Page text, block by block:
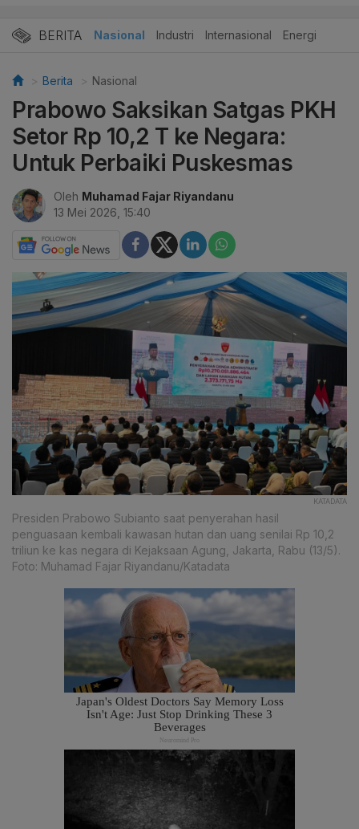
BERITA Nasional Industri Internasional Energi
Berita Nasional
Prabowo Saksikan Satgas PKH
Setor Rp 10,2 T ke Negara:
Untuk Perbaiki Puskesmas
Oleh Muhamad Fajar Riyandanu
13 Mei 2026, 15:40
KATADATA
Presiden Prabowo Subianto saat penyerahan hasil
penguasaan kembali kawasan hutan dan uang senilai Rp 10,2
triliun ke kas negara di Kejaksaan Agung, Jakarta, Rabu (13/5).
Foto: Muhamad Fajar Riyandanu/Katadata